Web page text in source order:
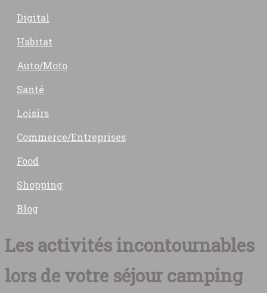
Digital
Habitat
Auto/Moto
Santé
Loisirs
Commerce/Entreprises
Food
Shopping
Blog
Les activités incontournables
lors de votre séjour camping